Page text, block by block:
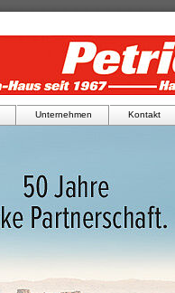
Unternehmen Kontakt